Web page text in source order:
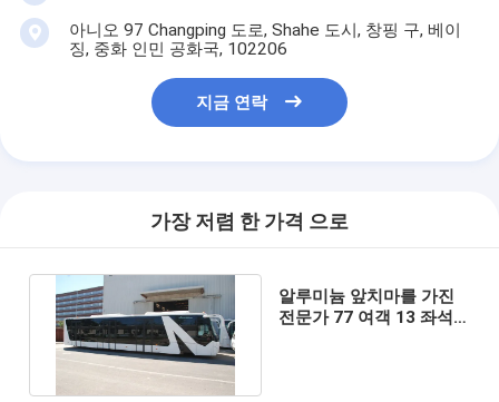
아니오 97 Changping 도로, Shahe 도시, 창핑 구, 베이
징, 중화 인민 공화국, 102206
지금 연락
가장 저렴 한 가격 으로
알루미늄 앞치마를 가진
전문가 77 여객 13 좌석